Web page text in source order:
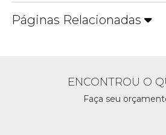
Páginas Relacionadas
ENCONTROU O
Faça seu